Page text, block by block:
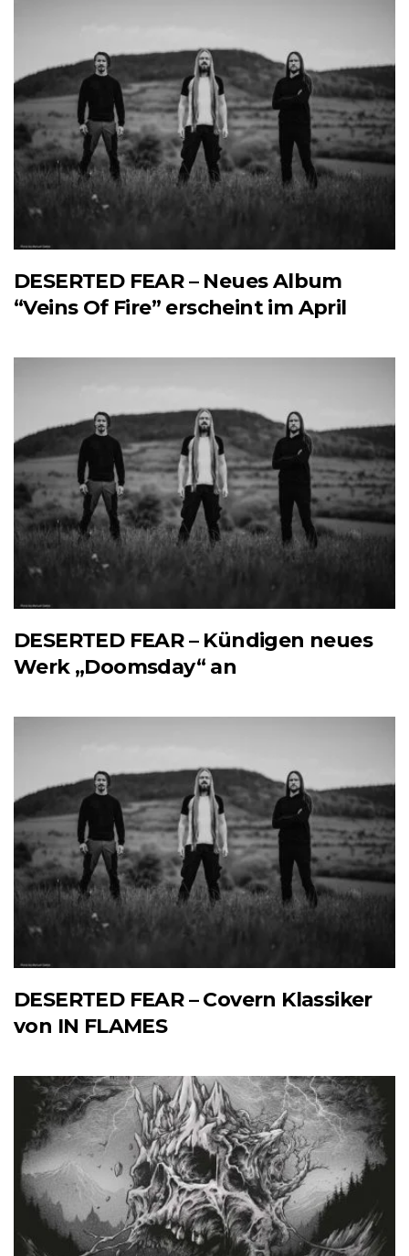
DESERTED FEAR – Neues Album
“Veins Of Fire” erscheint im April
DESERTED FEAR – Kündigen neues
Werk „Doomsday“ an
DESERTED FEAR – Covern Klassiker
von IN FLAMES